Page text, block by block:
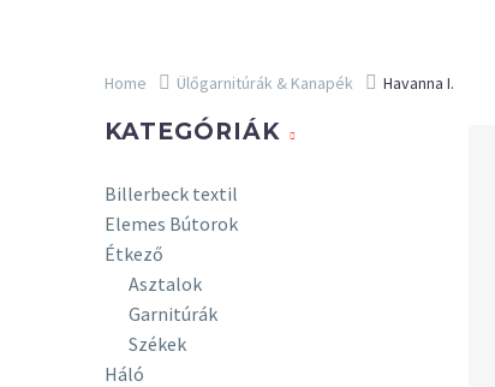
Home Ülőgarnitúrák & Kanapék Havanna I.
KATEGÓRIÁK
Billerbeck textil
Elemes Bútorok
Étkező
Asztalok
Garnitúrák
Székek
Háló